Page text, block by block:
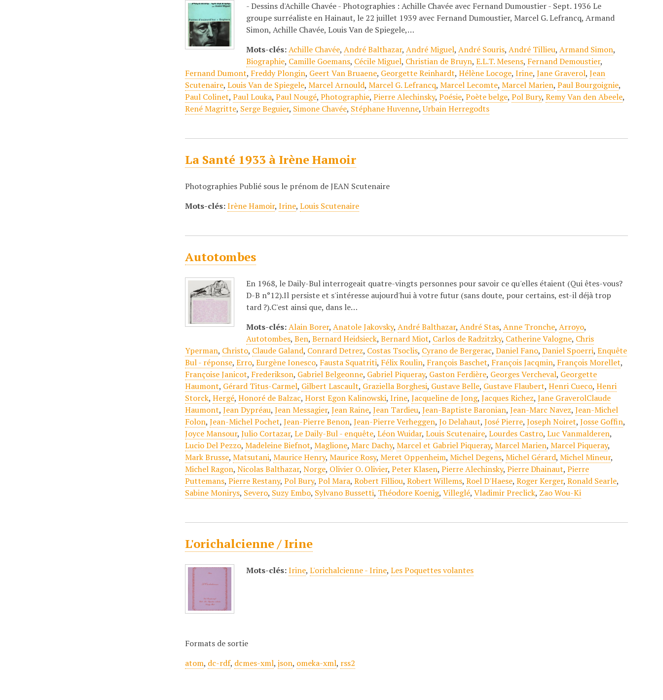
- Dessins d'Achille Chavée - Photographies : Achille Chavée avec Fernand Dumoustier - Sept. 1936 Le
groupe surréaliste en Hainaut, le 22 juillet 1939 avec Fernand Dumoustier, Marcel G. Lefrancq, Armand
Simon, Achille Chavée, Louis Van de Spiegele,…
Mots-clés:Achille Chavée,André Balthazar,André Miguel,André Souris,André Tillieu,Armand Simon,
Biographie, Camille Goemans, Cécile Miguel, Christian de Bruyn,E.L.T. Mesens, Fernand Demoustier,
Fernand Dumont, Freddy Plongin, Geert Van Bruaene, Georgette Reinhardt,Hélène Locoge,Irine,Jane Graverol,Jean
Scutenaire,Louis Van de Spiegele,Marcel Arnould,Marcel G. Lefrancq,Marcel Lecomte,Marcel Marien,Paul Bourgoignie,
Paul Colinet,Paul Louka,Paul Nougé,Photographie,Pierre Alechinsky,Poésie,Poète belge,Pol Bury,Remy Van den Abeele,
René Magritte, Serge Beguier, Simone Chavée, Stéphane Huvenne,Urbain Herregodts
La Santé 1933 à Irène Hamoir
Photographies Publié sous le prénom de JEAN Scutenaire
Mots-clés:Irène Hamoir,Irine,Louis Scutenaire
Autotombes
En 1968, le Daily-Bul interrogeait quatre-vingts personnes pour savoir ce qu'elles étaient (Qui êtes-vous?
D-B n°12).Il persiste et s'intéresse aujourd'hui à votre futur (sans doute, pour certains, est-il déjà trop
tard ?).C'est ainsi que, dans le…
Mots-clés:Alain Borer,Anatole Jakovsky,André Balthazar,André Stas,Anne Tronche,Arroyo,
Autotombes,Ben,Bernard Heidsieck,Bernard Miot, Carlos de Radzitzky, Catherine Valogne, Chris
Yperman, Christo, Claude Galand, Conrard Detrez, Costas Tsoclis, Cyrano de Bergerac,Daniel Fano,Daniel Spoerri,Enquête
Bul - réponse,Erro,Eurgène Ionesco, Fausta Squatriti, Félix Roulin, François Baschet, François Jacqmin, François Morellet,
Françoise Janicot, Frederikson, Gabriel Belgeonne, Gabriel Piqueray, Gaston Ferdière, Georges Vercheval, Georgette
Haumont, Gérard Titus-Carmel, Gilbert Lascault, Graziella Borghesi, Gustave Belle, Gustave Flaubert,Henri Cueco,Henri
Storck,Hergé,Honoré de Balzac,Horst Egon Kalinowski,Irine,Jacqueline de Jong,Jacques Richez,Jane GraverolClaude
Haumont,Jean Dypréau,Jean Messagier,Jean Raine,Jean Tardieu,Jean-Baptiste Baronian,Jean-Marc Navez,Jean-Michel
Folon,Jean-Michel Pochet,Jean-Pierre Benon,Jean-Pierre Verheggen,Jo Delahaut,José Pierre,Joseph Noiret,Josse Goffin,
Joyce Mansour,Julio Cortazar,Le Daily-Bul - enquête,Léon Wuidar,Louis Scutenaire,Lourdes Castro,Luc Vanmalderen,
Lucio Del Pezzo,Madeleine Biefnot,Maglione,Marc Dachy,Marcel et Gabriel Piqueray,Marcel Marien,Marcel Piqueray,
Mark Brusse,Matsutani,Maurice Henry,Maurice Rosy,Meret Oppenheim,Michel Degens,Michel Gérard,Michel Mineur,
Michel Ragon,Nicolas Balthazar,Norge, Olivier O. Olivier,Peter Klasen,Pierre Alechinsky,Pierre Dhainaut,Pierre
Puttemans,Pierre Restany,Pol Bury,Pol Mara,Robert Filliou,Robert Willems,Roel D'Haese,Roger Kerger,Ronald Searle,
Sabine Monirys, Severo, Suzy Embo, Sylvano Bussetti, Théodore Koenig,Villeglé,Vladimir Preclick, Zao Wou-Ki
L'orichalcienne / Irine
Mots-clés:Irine,L'orichalcienne - Irine,Les Poquettes volantes
Formats de sortie
atom, dc-rdf, dcmes-xml,json, omeka-xml, rss2